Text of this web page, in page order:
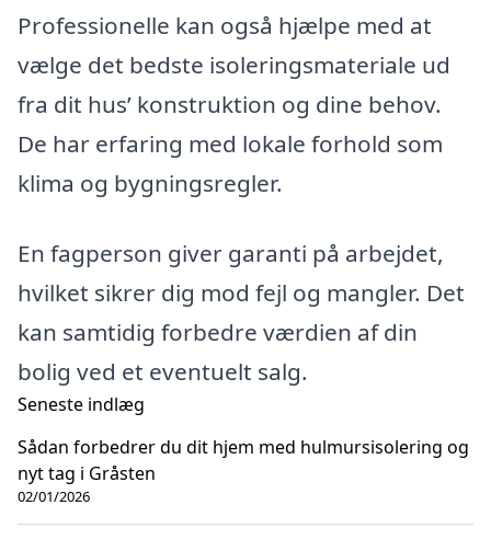
Professionelle kan også hjælpe med at
vælge det bedste isoleringsmateriale ud
fra dit hus’ konstruktion og dine behov.
De har erfaring med lokale forhold som
klima og bygningsregler.
En fagperson giver garanti på arbejdet,
hvilket sikrer dig mod fejl og mangler. Det
kan samtidig forbedre værdien af din
bolig ved et eventuelt salg.
Seneste indlæg
Sådan forbedrer du dit hjem med hulmursisolering og
nyt tag i Gråsten
02/01/2026